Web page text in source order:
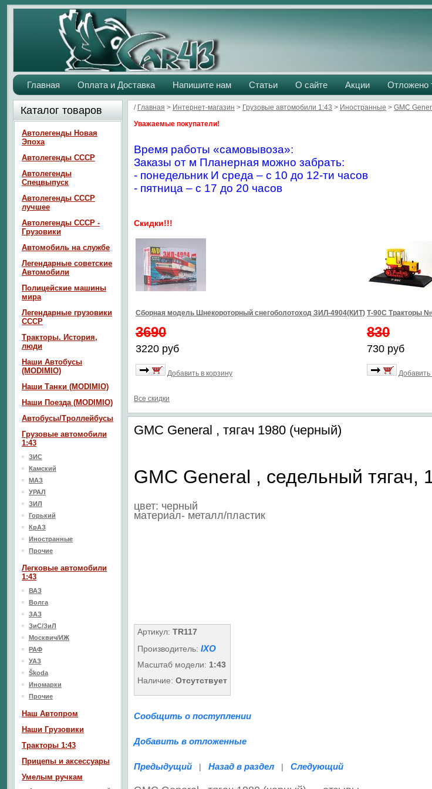
Главная Оплата и Доставка Напишите нам Статьи О сайте Акции Отложено
/ Главная > Интернет-магазин > Грузовые автомобили 1:43 > Иностранные > GMC
Уважаемые покупатели!
Время работы «самовывоза»:
Заказы от м Планерная можно забрать:
- понедельник И среда – с 10 до 12-ти часов
- пятница – с 17 до 20 часов
Скидки!!!
Сборная модель Шнекороторный снегоболотоход ЗИЛ-4904(КИТ)
3690
3220 руб
Добавить в корзину
Т-90С Тракторы
830
730 руб
Добавить
Все скидки
GMC General , тягач 1980 (черный)
GMC General , седельный тягач,
цвет: черный
материал- металл/пластик
Артикул: TR117
Производитель: IXO
Масштаб модели: 1:43
Наличие: Отсутствует
Сообщить о поступлении
Добавить в отложенные
Предыдущий | Назад в раздел | Следующий
Каталог товаров
Автолегенды Новая
Эпоха
Автолегенды СССР
Автолегенды
Спецвыпуск
Автолегенды СССР
лучшее
Автолегенды СССР -
Грузовики
Автомобиль на службе
Легендарные советские
Автомобили
Полицейские машины
мира
Легендарные грузовики
СССР
Тракторы. История,
люди
Наши Автобусы
(MODIMIO)
Наши Танки (MODIMIO)
Наши Поезда (MODIMIO)
Автобусы/Троллейбусы
Грузовые автомобили
1:43
ЗИС
Камский
МАЗ
УРАЛ
ЗИЛ
Горький
КрАЗ
Иностранные
Прочие
Легковые автомобили
1:43
ВАЗ
Волга
ЗАЗ
ЗиС/ЗиЛ
Москвич/ИЖ
РАФ
УАЗ
Škoda
Иномарки
Прочие
Наш Aвтопром
Наши Грузовики
Тракторы 1:43
Прицепы и аксессуары
Умелым ручкам